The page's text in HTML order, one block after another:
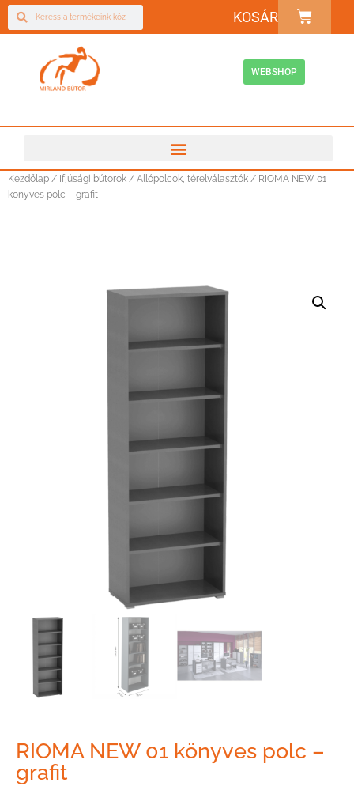
KOSÁR
WEBSHOP
Kezdőlap / Ifjúsági bútorok / Allópolcok, térelválasztók / RIOMA NEW 01
könyves polc – grafit
RIOMA NEW 01 könyves polc –
grafit